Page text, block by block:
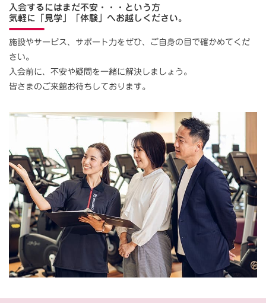
入会するにはまだ不安・・・という方
気軽に「見学」「体験」へお越しください。
施設やサービス、サポート力をぜひ、ご自身の目で確かめてくだ
さい。
入会前に、不安や疑問を一緒に解決しましょう。
皆さまのご来館お待ちしております。